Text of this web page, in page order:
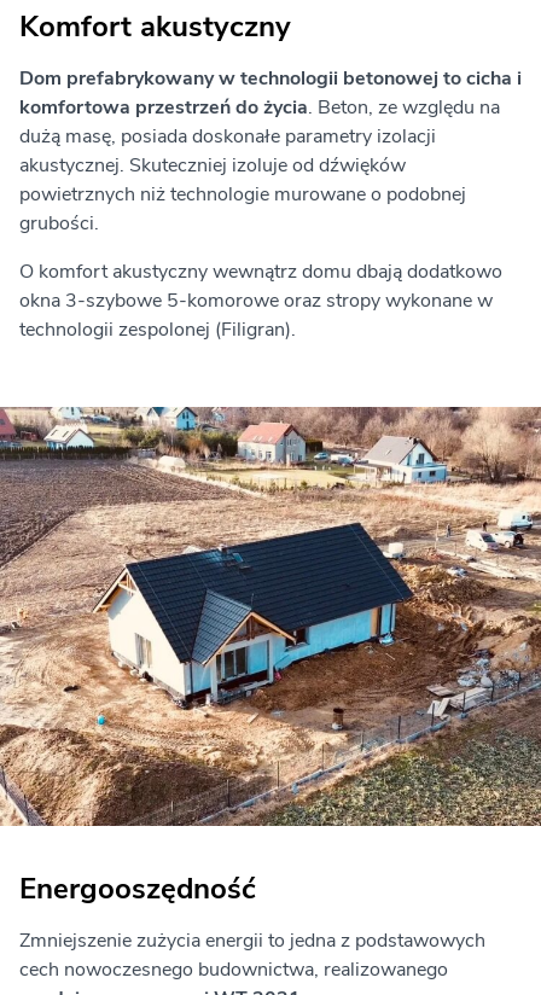
Komfort akustyczny
Dom prefabrykowany w technologii betonowej to cicha i
komfortowa przestrzeń do życia. Beton, ze względu na
dużą masę, posiada doskonałe parametry izolacji
akustycznej. Skuteczniej izoluje od dźwięków
powietrznych niż technologie murowane o podobnej
grubości.
O komfort akustyczny wewnątrz domu dbają dodatkowo
okna 3-szybowe 5-komorowe oraz stropy wykonane w
technologii zespolonej (Filigran).
Energooszędność
Zmniejszenie zużycia energii to jedna z podstawowych
cech nowoczesnego budownictwa, realizowanego